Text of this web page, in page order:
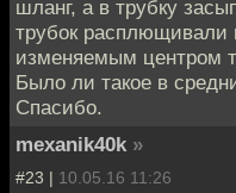
шланг, а в трубку
трубок расплющивали
изменяемым центром
Было ли такое в
Спасибо.
mexanik40k »
#23 | 10.05.16 11:26